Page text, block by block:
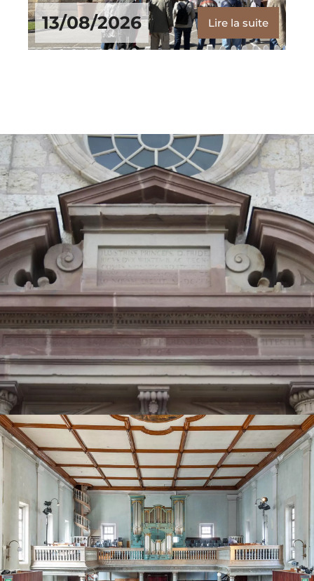
13/08/2026 Lire la suite
HISTOIRE DU
TEMPLE
Découvrez le premier édifice de
l'architecte SCHICKHARDT
Découvrir